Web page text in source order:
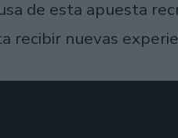
de esta apuesta
recibir nuevas